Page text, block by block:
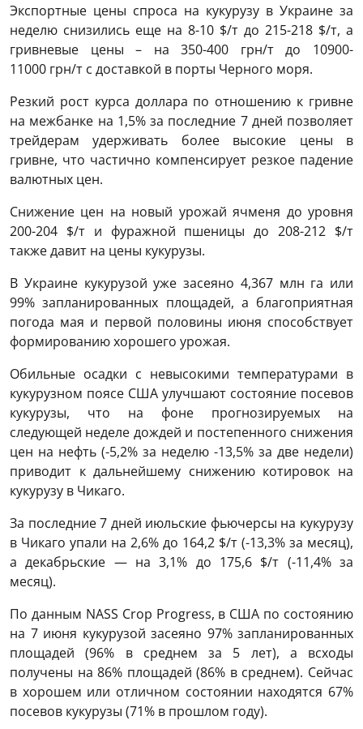
Экспортные цены спроса на кукурузу в Украине за
неделю снизились еще на 8-10 $/т до 215-218 $/т, а
гривневые цены – на 350-400 грн/т до 10900-
11000 грн/т с доставкой в порты Черного моря.
Резкий рост курса доллара по отношению к гривне
на межбанке на 1,5% за последние 7 дней позволяет
трейдерам удерживать более высокие цены в
гривне, что частично компенсирует резкое падение
валютных цен.
Снижение цен на новый урожай ячменя до уровня
200-204 $/т и фуражной пшеницы до 208-212 $/т
также давит на цены кукурузы.
В Украине кукурузой уже засеяно 4,367 млн га или
99% запланированных площадей, а благоприятная
погода мая и первой половины июня способствует
формированию хорошего урожая.
Обильные осадки с невысокими температурами в
кукурузном поясе США улучшают состояние посевов
кукурузы, что на фоне прогнозируемых на
следующей неделе дождей и постепенного снижения
цен на нефть (-5,2% за неделю -13,5% за две недели)
приводит к дальнейшему снижению котировок на
кукурузу в Чикаго.
За последние 7 дней июльские фьючерсы на кукурузу
в Чикаго упали на 2,6% до 164,2 $/т (-13,3% за месяц),
а декабрьские — на 3,1% до 175,6 $/т (-11,4% за
месяц).
По данным NASS Crop Progress, в США по состоянию
на 7 июня кукурузой засеяно 97% запланированных
площадей (96% в среднем за 5 лет), а всходы
получены на 86% площадей (86% в среднем). Сейчас
в хорошем или отличном состоянии находятся 67%
посевов кукурузы (71% в прошлом году).